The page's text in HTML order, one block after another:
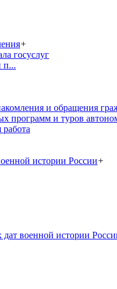
+
госуслуг
п...
и обращения
программ и туров
работа
истории России+
дат военной истории